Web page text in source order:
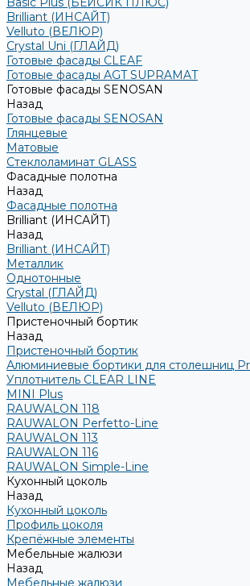
Brilliant (ИНСАЙТ)
Velluto (ВЕЛЮР)
Crystal Uni (ГЛАЙД)
Готовые фасады CLEAF
Готовые фасады AGT SUPRAMAT
Готовые фасады SENOSAN
Назад
Готовые фасады SENOSAN
Глянцевые
Матовые
Стеклоламинат GLASS
Фасадные полотна
Назад
Фасадные полотна
Brilliant (ИНСАЙТ)
Назад
Brilliant (ИНСАЙТ)
Металлик
Однотонные
Crystal (ГЛАЙД)
Velluto (ВЕЛЮР)
Пристеночный бортик
Назад
Пристеночный бортик
Алюминиевые бортики для столешниц
Уплотнитель CLEAR LINE
MINI Plus
RAUWALON 118
RAUWALON Perfetto-Line
RAUWALON 113
RAUWALON 116
RAUWALON Simple-Line
Кухонный цоколь
Назад
Кухонный цоколь
Профиль цоколя
Крепёжные элементы
Мебельные жалюзи
Назад
Мебельные жалюзи